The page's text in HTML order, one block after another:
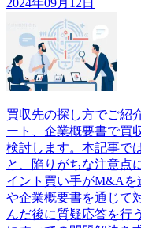
買収先の探し方でご紹
ート、企業概要書で買
検討します。本記事で
と、陥りがちな注意点
イント買い手がM&Aを
や企業概要書を通じて
んだ後に質疑応答を行